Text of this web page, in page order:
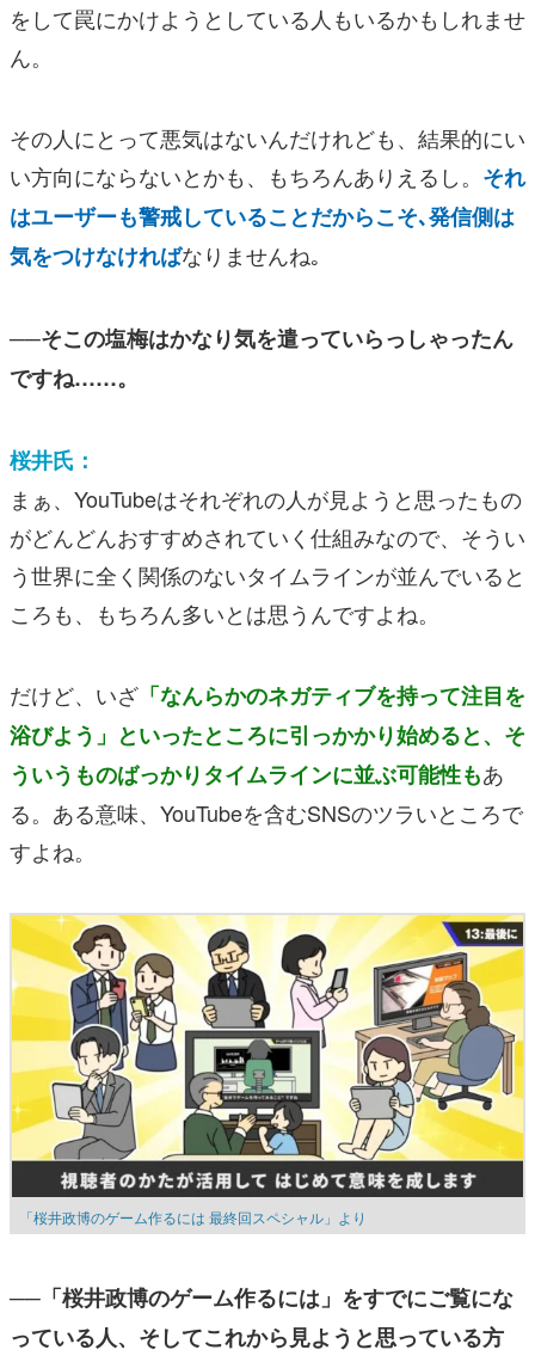
をして罠にかけようとしている人もいるかもしれませ
ん。
その人にとって悪気はないんだけれども、結果的にい
い方向にならないとかも、もちろんありえるし。 それ
はユーザーも警戒していることだからこそ､発信側は
気をつけなければなりませんね｡
──そこの塩梅はかなり気を遣っていらっしゃったん
ですね……。
桜井氏：
まぁ、YouTubeはそれぞれの人が見ようと思ったもの
がどんどんおすすめされていく仕組みなので、そうい
う世界に全く関係のないタイムラインが並んでいると
ころも、もちろん多いとは思うんですよね。
だけど、いざ 「なんらかのネガティブを持って注目を
浴びよう」といったところに引っかかり始めると、そ
ういうものばっかりタイムラインに並ぶ可能性もあ
る。ある意味、YouTubeを含むSNSのツラいところで
すよね。
「桜井政博のゲーム作るには 最終回スペシャル」より
──「桜井政博のゲーム作るには」をすでにご覧にな
っている人、そしてこれから見ようと思っている方